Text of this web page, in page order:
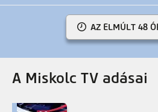
AZ ELMÚLT 48
A Miskolc TV adásai